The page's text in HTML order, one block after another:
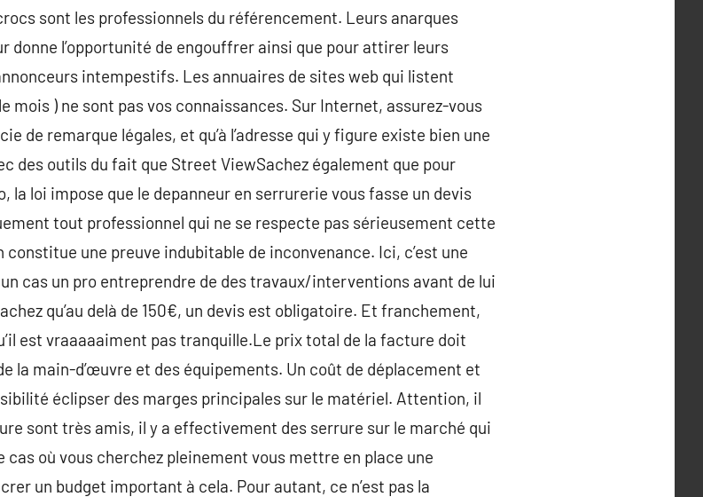
sont les professionnels du référencement. Leurs anarques
donne l’opportunité de engouffrer ainsi que pour attirer leurs
intempestifs. Les annuaires de sites web qui listent
mois ) ne sont pas vos connaissances. Sur Internet, assurez-vous
de remarque légales, et qu’à l’adresse qui y figure existe bien une
des outils du fait que Street ViewSachez également que pour
la loi impose que le depanneur en serrurerie vous fasse un devis
tout professionnel qui ne se respecte pas sérieusement cette
une preuve indubitable de inconvenance. Ici, c’est une
cas un pro entreprendre de des travaux/interventions avant de lui
qu’au delà de 150€, un devis est obligatoire. Et franchement,
est vraaaaaiment pas tranquille.Le prix total de la facture doit
la main-d’œuvre et des équipements. Un coût de déplacement et
éclipser des marges principales sur le matériel. Attention, il
sont très amis, il y a effectivement des serrure sur le marché qui
où vous cherchez pleinement vous mettre en place une
un budget important à cela. Pour autant, ce n’est pas la